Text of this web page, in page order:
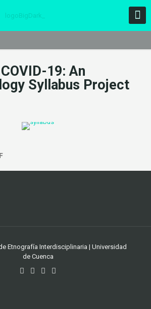
19: An
Syllabus Project
Etnografía Interdisciplinaria | Universidad
de Cuenca